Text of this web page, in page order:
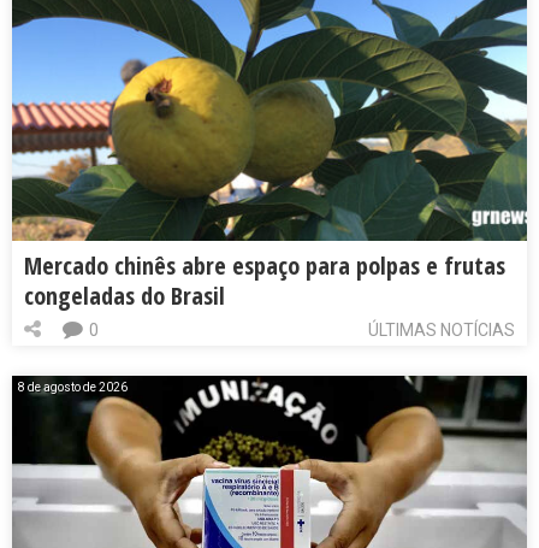
Mercado chinês abre espaço para polpas e frutas
congeladas do Brasil
ÚLTIMAS NOTÍCIAS
0
8 de agosto de 2026